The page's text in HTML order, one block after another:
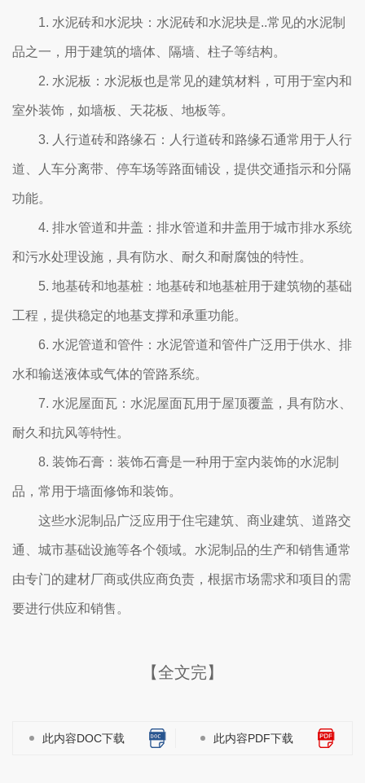
1. 水泥砖和水泥块：水泥砖和水泥块是..常见的水泥制
品之一，用于建筑的墙体、隔墙、柱子等结构。
2. 水泥板：水泥板也是常见的建筑材料，可用于室内和
室外装饰，如墙板、天花板、地板等。
3. 人行道砖和路缘石：人行道砖和路缘石通常用于人行
道、人车分离带、停车场等路面铺设，提供交通指示和分隔
功能。
4. 排水管道和井盖：排水管道和井盖用于城市排水系统
和污水处理设施，具有防水、耐久和耐腐蚀的特性。
5. 地基砖和地基桩：地基砖和地基桩用于建筑物的基础
工程，提供稳定的地基支撑和承重功能。
6. 水泥管道和管件：水泥管道和管件广泛用于供水、排
水和输送液体或气体的管路系统。
7. 水泥屋面瓦：水泥屋面瓦用于屋顶覆盖，具有防水、
耐久和抗风等特性。
8. 装饰石膏：装饰石膏是一种用于室内装饰的水泥制
品，常用于墙面修饰和装饰。
这些水泥制品广泛应用于住宅建筑、商业建筑、道路交
通、城市基础设施等各个领域。水泥制品的生产和销售通常
由专门的建材厂商或供应商负责，根据市场需求和项目的需
要进行供应和销售。
【全文完】
此内容DOC下载 此内容PDF下载